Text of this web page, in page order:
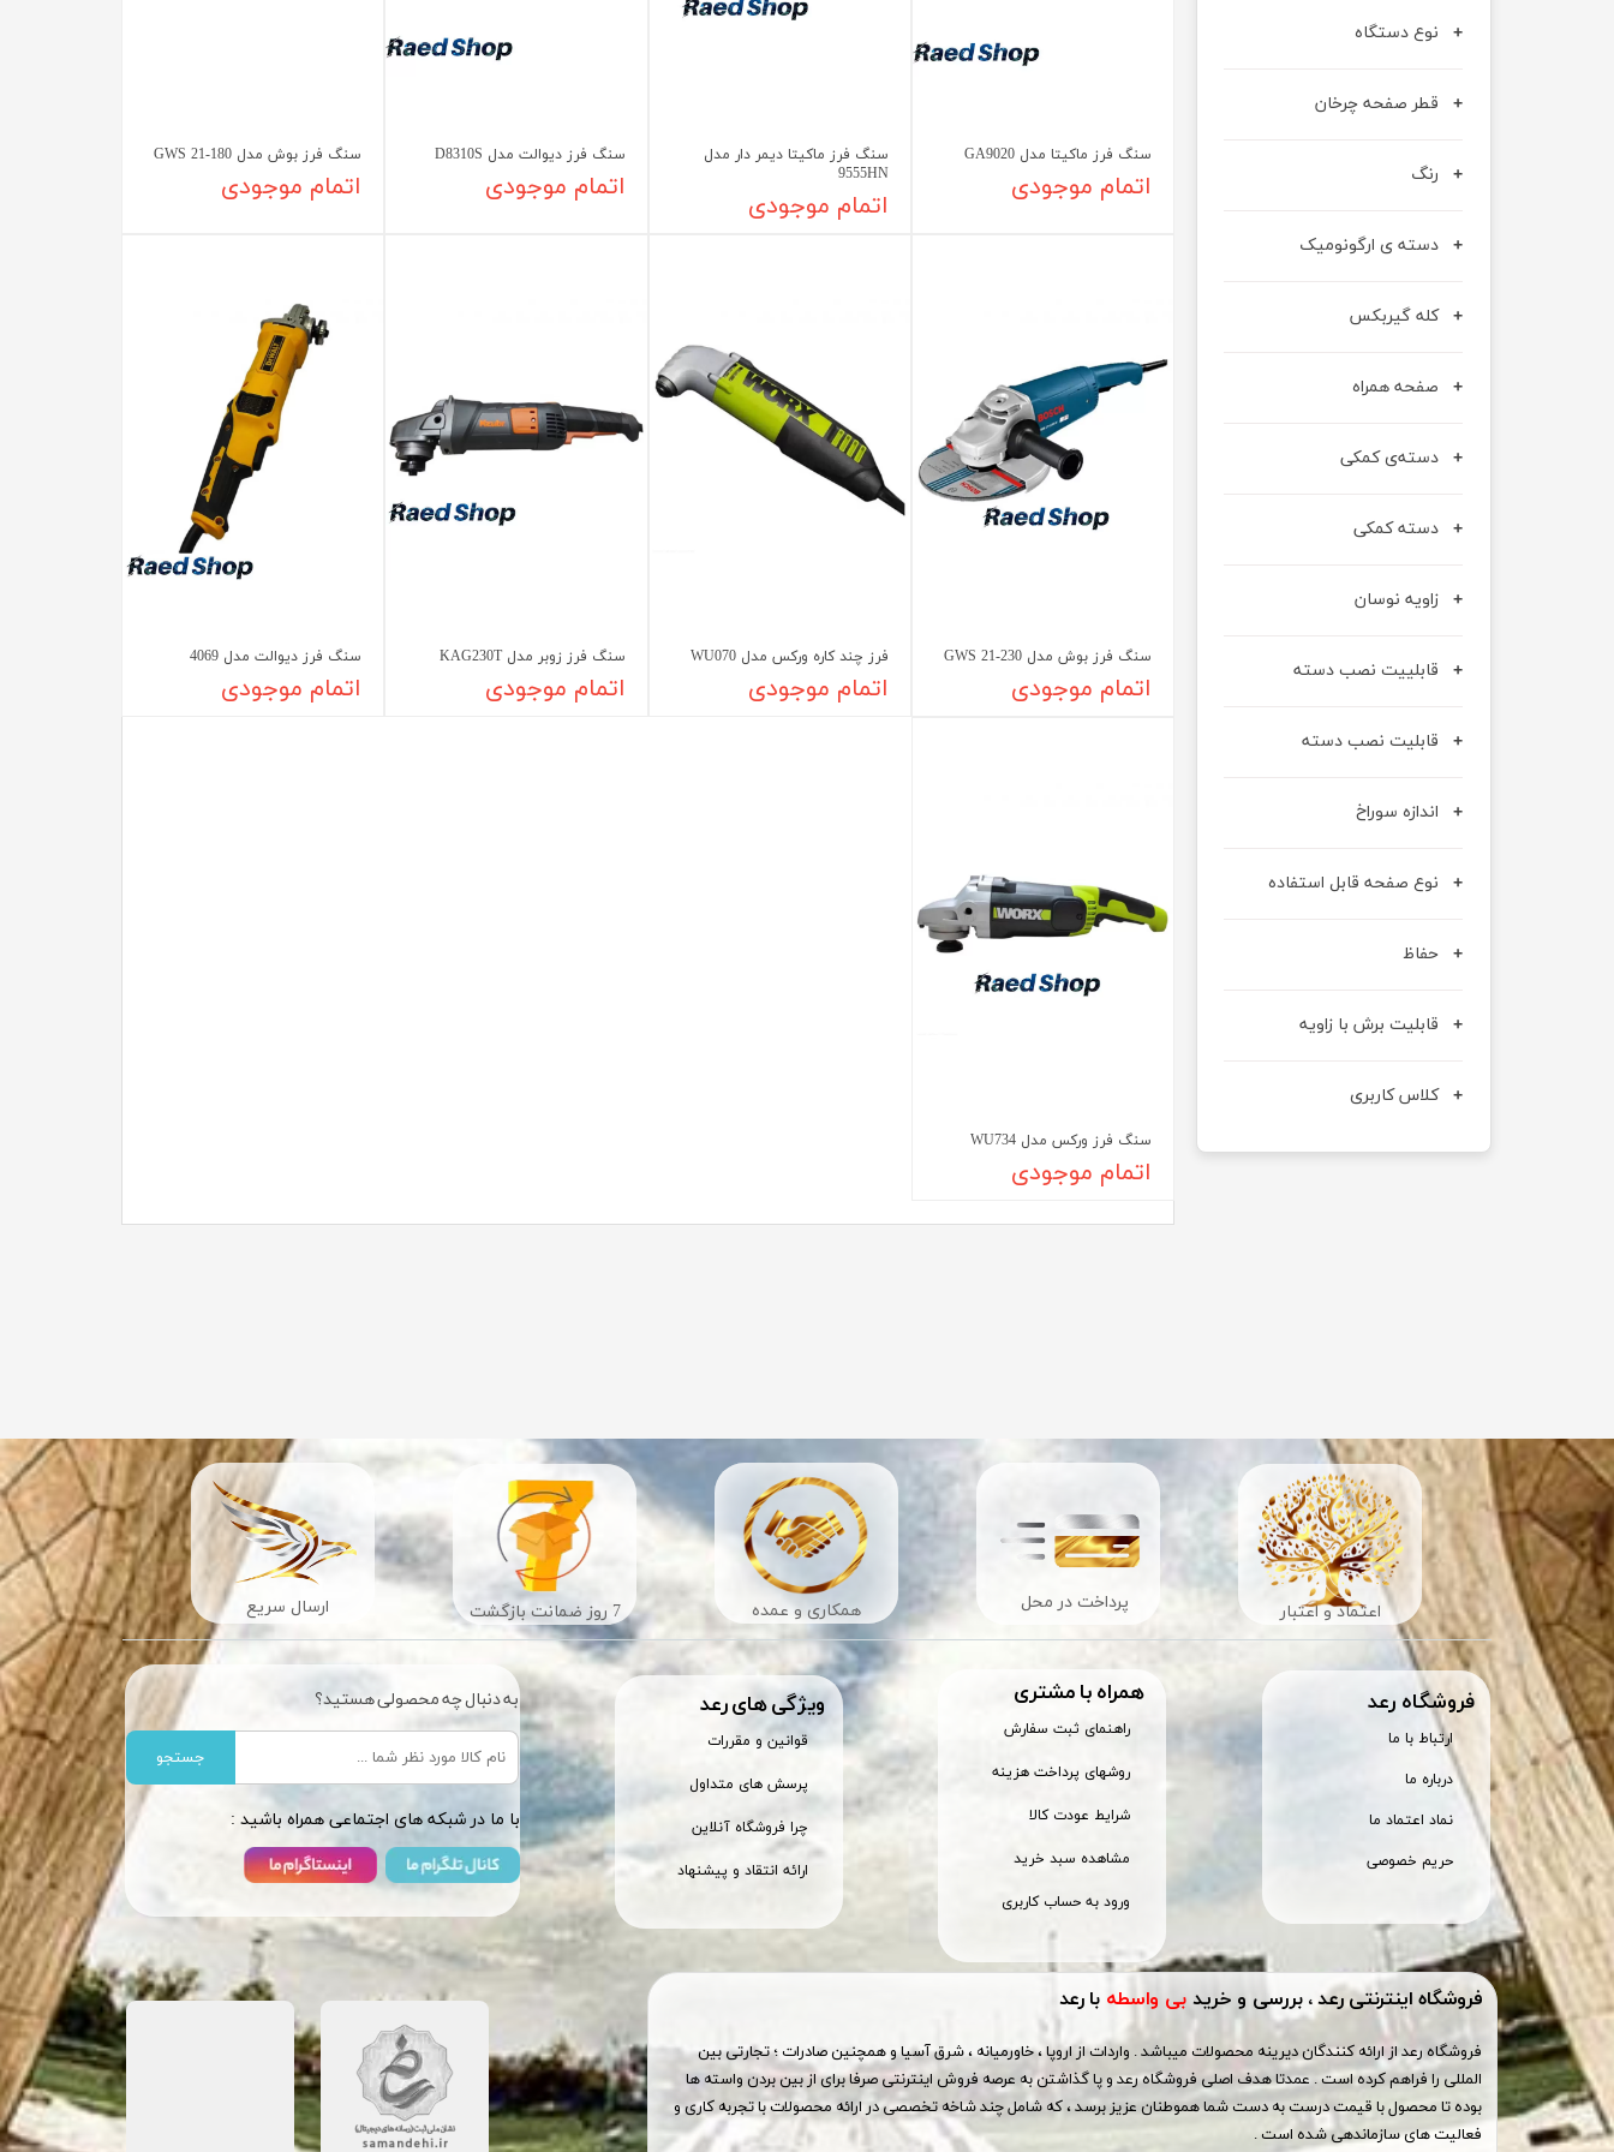
نوع دستگاه
قطر صفحه چرخان
رنگ
دسته ی ارگونومیک
کله گیربکس
صفحه همراه
دسته‌ی کمکی
دسته کمکی
زاویه نوسان
قابلییت نصب دسته
قابلیت نصب دسته
اندازه سوراخ
نوع صفحه قابل استفاده
حفاظ
قابلیت برش با زاویه
کلاس کاربری
سنگ فرز ماکیتا مدل GA9020
اتمام موجودی
سنگ فرز ماکیتا دیمر دار مدل
9555HN
اتمام موجودی
سنگ فرز دیوالت مدل D8310S
اتمام موجودی
سنگ فرز بوش مدل GWS 21-180
اتمام موجودی
سنگ فرز بوش مدل GWS 21-230
اتمام موجودی
فرز چند کاره ورکس مدل WU070
اتمام موجودی
سنگ فرز زوبر مدل KAG230T
اتمام موجودی
سنگ فرز دیوالت مدل 4069
اتمام موجودی
سنگ فرز ورکس مدل WU734
اتمام موجودی
فروشگاه اینترنتی رعد ، بررسی و خرید بی واسطه با رعد
فروشگاه رعد از ارائه کنندگان دیرینه محصولات میباشد . واردات از اروپا ، خاورمیانه ، شرق آسیا و همچنین صادرات ؛ تجارتی بین
المللی را فراهم کرده است . عمدتا هدف اصلی فروشگاه رعد و پا گذاشتن به عرصه فروش اینترنتی صرفا برای از بین بردن واسته ها
بوده تا محصول با قیمت درست به دست شما هموطنان عزیز برسد ، که شامل چند شاخه تخصصی در ارائه محصولات با تجربه کاری و
فعالیت های سازماندهی شده است .
ارسال سریع
​فروشگاه رعد
ارتباط با ما
درباره ما
نماد اعتماد ما
حریم خصوصی
همراه با مشتری
راهنمای ثبت سفارش
روشهای پرداخت هزینه
شرایط عودت کالا
مشاهده سبد خرید
ورود به حساب کاربری
ویژگی های رعد
قوانین و مقررات
پرسش های متداول
چرا فروشگاه آنلاین
ارائه انتقاد و پیشنهاد
به دنبال چه محصولی هستید؟
جستجو
​​با ما در شبکه های اجتماعی همراه باشید :
اعتماد و اعتبار 7 روز ضمانت بازگشت پرداخت در محل ​​همکاری و عمده